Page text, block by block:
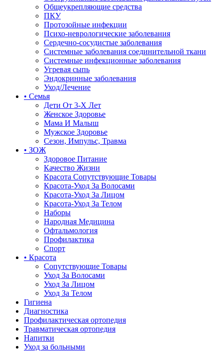
Общеукрепляющие средства
ПКУ
Протозойные инфекции
Психо-неврологические заболевания
Сердечно-сосудистые заболевания
Системные заболевания соединительной ткани
Системные инфекционные заболевания
Угревая сыпь
Эндокринные заболевания
Уход/Лечение
• Семья
Дети От 3-Х Лет
Женское Здоровье
Мама И Малыш
Мужское Здоровье
Сезон, Импульс, Травма
• ЗОЖ
Здоровое Питание
Качество Жизни
Красота Сопутствующие Товары
Красота-Уход За Волосами
Красота-Уход За Лицом
Красота-Уход За Телом
Наборы
Народная Медицина
Офтальмология
Профилактика
Спорт
• Красота
Сопутствующие Товары
Уход За Волосами
Уход За Лицом
Уход За Телом
Гигиена
Диагностика
Профилактическая ортопедия
Травматическая ортопедия
Напитки
Уход за больными